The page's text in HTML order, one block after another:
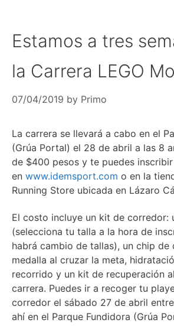
Estamos a tres
la Carrera LEGO
07/04/2019 by Primo
La carrera se llevará a cabo en el
(Grúa Portal) el 28 de abril a las 8
de $400 pesos y te puedes
en www.idemsport.com o en la
Running Store ubicada en Lázaro
El costo incluye un kit de corredor:
(selecciona tu talla a la hora de
habrá cambio de tallas), un chip de
medalla al cruzar la meta,
recorrido y un kit de recuperación
carrera. Puedes ir a recoger tu
corredor el sábado 27 de abril
ahí en el Parque Fundidora (Grúa